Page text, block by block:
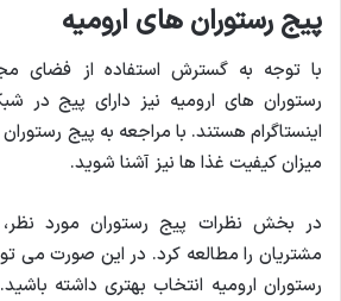
پیج رستوران های ارومیه
با توجه به گسترش استفاده از فضای
رستوران های ارومیه نیز دارای پیج در
اینستاگرام هستند. با مراجعه به پیج
میزان کیفیت غذا ها نیز آشنا شوید.
در بخش نظرات پیج رستوران مورد
مشتریان را مطالعه کرد. در این صورت می
رستوران ارومیه انتخاب بهتری داشته